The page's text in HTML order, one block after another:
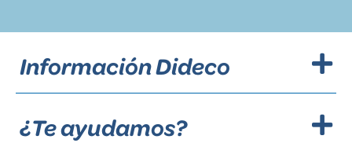
Información Dideco
¿Te ayudamos?